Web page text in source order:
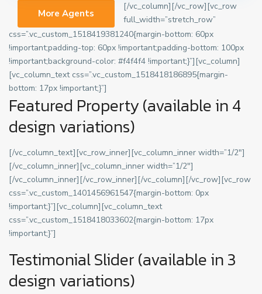
More Agents
[/vc_column][/vc_row][vc_row
full_width=”stretch_row”
css=”.vc_custom_1518419381240{margin-bottom: 60px
!important;padding-top: 60px !important;padding-bottom: 100px
!important;background-color: #f4f4f4 !important;}”][vc_column]
[vc_column_text css=”.vc_custom_1518418186895{margin-
bottom: 17px !important;}”]
Featured Property (available in 4
design variations)
[/vc_column_text][vc_row_inner][vc_column_inner width=”1/2″]
[/vc_column_inner][vc_column_inner width=”1/2″]
[/vc_column_inner][/vc_row_inner][/vc_column][/vc_row][vc_row
css=”.vc_custom_1401456961547{margin-bottom: 0px
!important;}”][vc_column][vc_column_text
css=”.vc_custom_1518418033602{margin-bottom: 17px
!important;}”]
Testimonial Slider (available in 3
design variations)